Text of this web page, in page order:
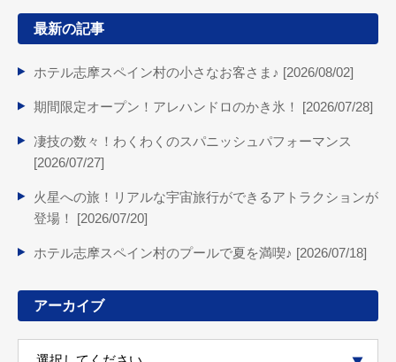
最新の記事
ホテル志摩スペイン村の小さなお客さま♪ [2026/08/02]
期間限定オープン！アレハンドロのかき氷！ [2026/07/28]
凄技の数々！わくわくのスパニッシュパフォーマンス
[2026/07/27]
火星への旅！リアルな宇宙旅行ができるアトラクションが
登場！ [2026/07/20]
ホテル志摩スペイン村のプールで夏を満喫♪ [2026/07/18]
アーカイブ